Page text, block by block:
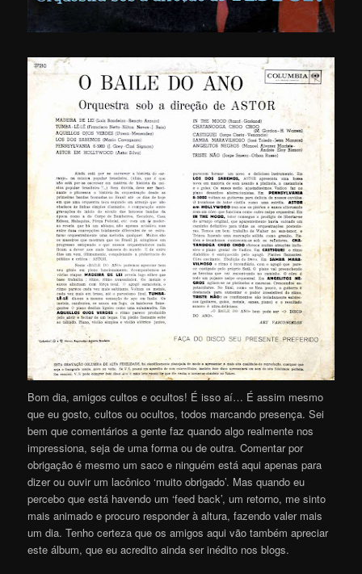
Bom dia, amigos cultos e ocultos! É isso aí… É assim mesmo
que eu gosto, cultos ou ocultos, todos marcando presença. Sei
bem que comentários a gente faz quando algo realmente nos
impressiona, seja de uma forma ou de outra. Comentar por
obrigação é mesmo um saco e ninguém está aqui apenas para
dizer ou ouvir um lacônico ‘muito obrigado’. Mas quando eu
percebo que está havendo um ‘feed back’, um retorno, me sinto
mais animado e procuro responder à altura, fazendo valer mais
um dia. Tenho certeza que os amigos aqui vão também apreciar
este álbum, que eu acredito ainda ser inédito nos blogs.